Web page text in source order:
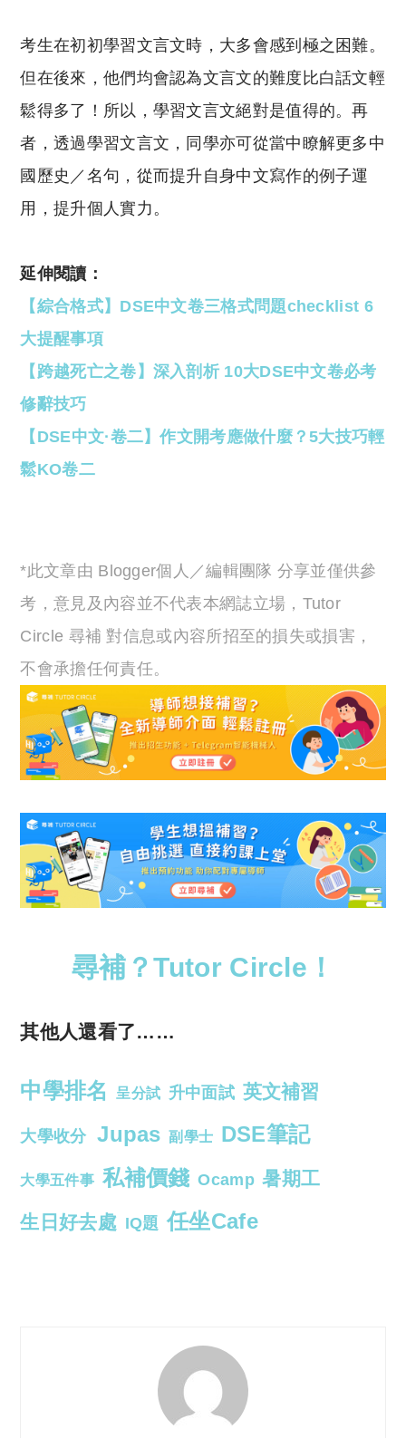
考生在初初學習文言文時，大多會感到極之困難。
但在後來，他們均會認為文言文的難度比白話文輕
鬆得多了！所以，學習文言文絕對是值得的。再
者，透過學習文言文，同學亦可從當中瞭解更多中
國歷史／名句，從而提升自身中文寫作的例子運
用，提升個人實力。
延伸閱讀：
【綜合格式】DSE中文卷三格式問題checklist 6
大提醒事項
【跨越死亡之卷】深入剖析 10大DSE中文卷必考
修辭技巧
【DSE中文·卷二】作文開考應做什麼？5大技巧輕
鬆KO卷二
*此文章由 Blogger個人／編輯團隊 分享並僅供參
考，意見及內容並不代表本網誌立場，Tutor
Circle 尋補 對信息或內容所招至的損失或損害，
不會承擔任何責任。
尋補？Tutor Circle！
其他人還看了……
中學排名 呈分試 升中面試 英文補習
大學收分 Jupas 副學士 DSE筆記
大學五件事 私補價錢 Ocamp 暑期工
生日好去處 IQ題 任坐Cafe